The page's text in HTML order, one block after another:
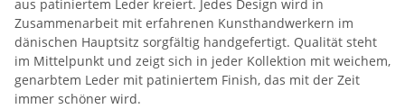
aus patiniertem Leder kreiert. Jedes Design wird in
Zusammenarbeit mit erfahrenen Kunsthandwerkern im
dänischen Hauptsitz sorgfältig handgefertigt. Qualität steht
im Mittelpunkt und zeigt sich in jeder Kollektion mit weichem,
genarbtem Leder mit patiniertem Finish, das mit der Zeit
immer schöner wird.